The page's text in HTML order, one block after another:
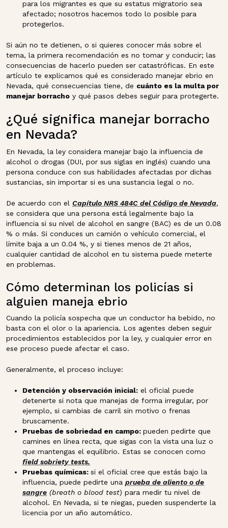
para los migrantes es que su estatus migratorio sea
afectado; nosotros hacemos todo lo posible para
protegerlos.
Si aún no te detienen, o si quieres conocer más sobre el
tema, la primera recomendación es no tomar y conducir; las
consecuencias de hacerlo pueden ser catastróficas. En este
artículo te explicamos qué es considerado manejar ebrio en
Nevada, qué consecuencias tiene, de cuánto es la multa por
manejar borracho y qué pasos debes seguir para protegerte.
¿Qué significa manejar borracho
en Nevada?
En Nevada, la ley considera manejar bajo la influencia de
alcohol o drogas (DUI, por sus siglas en inglés) cuando una
persona conduce con sus habilidades afectadas por dichas
sustancias, sin importar si es una sustancia legal o no.
De acuerdo con el Capítulo NRS 484C del Código de Nevada,
se considera que una persona está legalmente bajo la
influencia si su nivel de alcohol en sangre (BAC) es de un 0.08
% o más. Si conduces un camión o vehículo comercial, el
límite baja a un 0.04 %, y si tienes menos de 21 años,
cualquier cantidad de alcohol en tu sistema puede meterte
en problemas.
Cómo determinan los policías si
alguien maneja ebrio
Cuando la policía sospecha que un conductor ha bebido, no
basta con el olor o la apariencia. Los agentes deben seguir
procedimientos establecidos por la ley, y cualquier error en
ese proceso puede afectar el caso.
Generalmente, el proceso incluye:
Detención y observación inicial: el oficial puede
detenerte si nota que manejas de forma irregular, por
ejemplo, si cambias de carril sin motivo o frenas
bruscamente.
Pruebas de sobriedad en campo: pueden pedirte que
camines en línea recta, que sigas con la vista una luz o
que mantengas el equilibrio. Estas se conocen como
field sobriety tests.
Pruebas químicas: si el oficial cree que estás bajo la
influencia, puede pedirte una prueba de aliento o de
sangre (breath o blood test) para medir tu nivel de
alcohol. En Nevada, si te niegas, pueden suspenderte la
licencia por un año automático.